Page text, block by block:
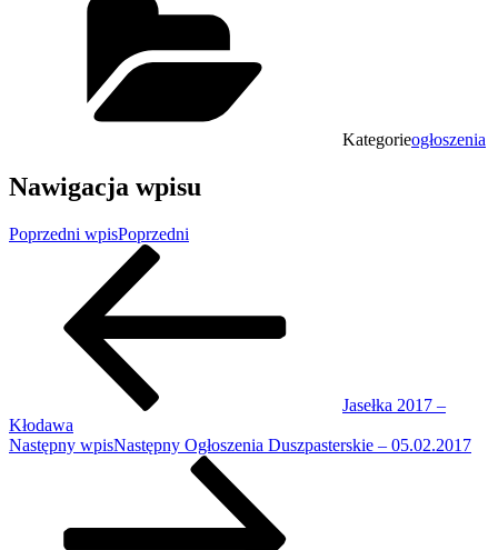
Kategorieogłoszenia
Nawigacja wpisu
Poprzedni wpisPoprzedni
Jasełka 2017 –
Kłodawa
Następny wpisNastępny Ogłoszenia Duszpasterskie – 05.02.2017